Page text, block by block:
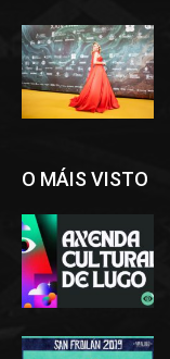
O MÁIS VISTO